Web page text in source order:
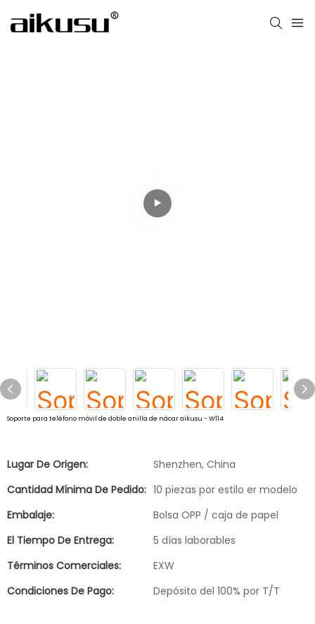
Soporte para teléfono móvil de doble anilla de nácar aikusu - W114
Lugar De Origen:
Shenzhen, China
Cantidad Mínima De Pedido: 10 piezas por estilo er modelo
Embalaje:
Bolsa OPP / caja de papel
El Tiempo De Entrega:
5 días laborables
Términos Comerciales:
EXW
Condiciones De Pago:
Depósito del 100% por T/T